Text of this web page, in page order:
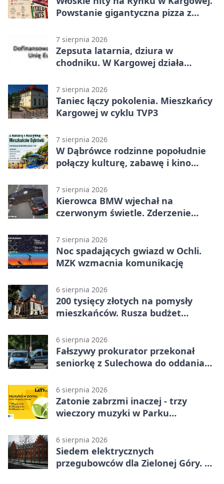
Powstanie gigantyczna pizza z
7 sierpnia 2026
Zepsuta latarnia, dziura w
chodniku. W Kargowej działa
7 sierpnia 2026
Taniec łączy pokolenia. Mieszkańcy
Kargowej w cyklu TVP3
7 sierpnia 2026
W Dąbrówce rodzinne popołudnie
połączy kulturę, zabawę i kino
7 sierpnia 2026
Kierowca BMW wjechał na
czerwonym świetle. Zderzenie
7 sierpnia 2026
Noc spadających gwiazd w Ochli.
MZK wzmacnia komunikację
6 sierpnia 2026
200 tysięcy złotych na pomysły
mieszkańców. Rusza budżet
6 sierpnia 2026
Fałszywy prokurator przekonał
seniorkę z Sulechowa do oddania
6 sierpnia 2026
Zatonie zabrzmi inaczej - trzy
wieczory muzyki w Parku
6 sierpnia 2026
Siedem elektrycznych
przegubowców dla Zielonej Góry. To